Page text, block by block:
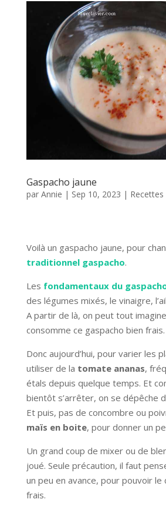
Gaspacho jaune
par Annie | Sep 10, 2023 | Recettes
Voilà un gaspacho jaune, pour
traditionnel gaspacho.
Les fondamentaux du
des légumes mixés, le vinaigre,
A partir de là, on peut tout
consomme ce gaspacho bien frais.
Donc aujourd’hui, pour varier les
utiliser de la tomate ananas,
étals depuis quelque temps. Et
bientôt s’arrêter, on se dépêche
Et puis, pas de concombre ou
maïs en boite, pour donner un
Un grand coup de mixer ou de
joué. Seule précaution, il faut
un peu en avance, pour pouvoir
frais.